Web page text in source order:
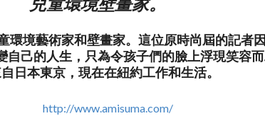
環境藝術家和壁畫家。這位原時尚屆的記者
己的人生，只為令孩子們的臉上浮現笑容而
日本東京，現在在紐約工作和生活。
http://www.amisuma.com/